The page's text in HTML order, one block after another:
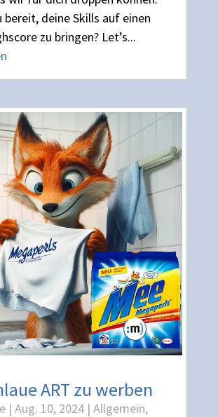
deine Skills auf einen
zu bringen? Let’s...
ART zu werben
| Aug. 10, 2024| Allgemein,